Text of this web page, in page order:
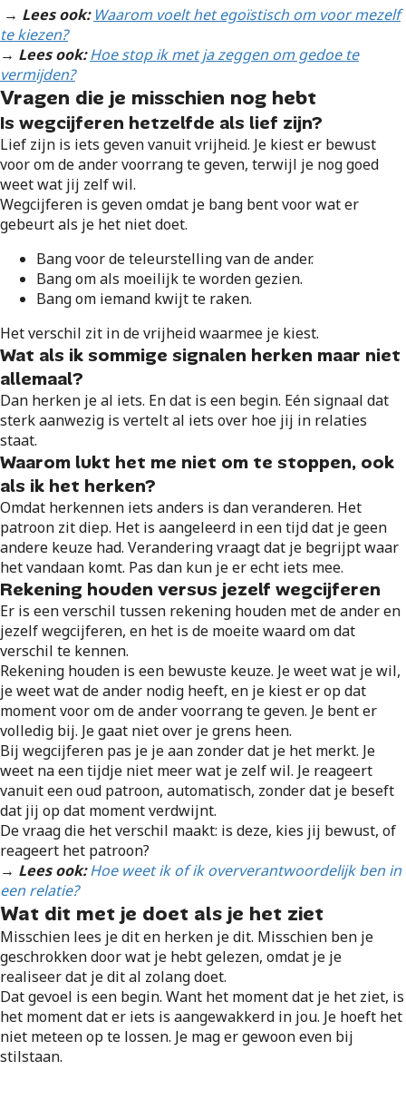
→ Lees ook: Waarom voelt het egoïstisch om voor mezelf
te kiezen?
→ Lees ook: Hoe stop ik met ja zeggen om gedoe te
vermijden?
Vragen die je misschien nog hebt
Is wegcijferen hetzelfde als lief zijn?
Lief zijn is iets geven vanuit vrijheid. Je kiest er bewust
voor om de ander voorrang te geven, terwijl je nog goed
weet wat jij zelf wil.
Wegcijferen is geven omdat je bang bent voor wat er
gebeurt als je het niet doet.
Bang voor de teleurstelling van de ander.
Bang om als moeilijk te worden gezien.
Bang om iemand kwijt te raken.
Het verschil zit in de vrijheid waarmee je kiest.
Wat als ik sommige signalen herken maar niet
allemaal?
Dan herken je al iets. En dat is een begin. Eén signaal dat
sterk aanwezig is vertelt al iets over hoe jij in relaties
staat.
Waarom lukt het me niet om te stoppen, ook
als ik het herken?
Omdat herkennen iets anders is dan veranderen. Het
patroon zit diep. Het is aangeleerd in een tijd dat je geen
andere keuze had. Verandering vraagt dat je begrijpt waar
het vandaan komt. Pas dan kun je er echt iets mee.
Rekening houden versus jezelf wegcijferen
Er is een verschil tussen rekening houden met de ander en
jezelf wegcijferen, en het is de moeite waard om dat
verschil te kennen.
Rekening houden is een bewuste keuze. Je weet wat je wil,
je weet wat de ander nodig heeft, en je kiest er op dat
moment voor om de ander voorrang te geven. Je bent er
volledig bij. Je gaat niet over je grens heen.
Bij wegcijferen pas je je aan zonder dat je het merkt. Je
weet na een tijdje niet meer wat je zelf wil. Je reageert
vanuit een oud patroon, automatisch, zonder dat je beseft
dat jij op dat moment verdwijnt.
De vraag die het verschil maakt: is deze, kies jij bewust, of
reageert het patroon?
→ Lees ook:Hoe weet ik of ik oververantwoordelijk ben in
een relatie?
Wat dit met je doet als je het ziet
Misschien lees je dit en herken je dit. Misschien ben je
geschrokken door wat je hebt gelezen, omdat je je
realiseer dat je dit al zolang doet.
Dat gevoel is een begin. Want het moment dat je het ziet, is
het moment dat er iets is aangewakkerd in jou. Je hoeft het
niet meteen op te lossen. Je mag er gewoon even bij
stilstaan.